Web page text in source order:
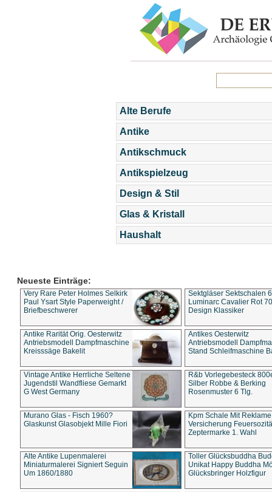
Alte Berufe
Antike
Antikschmuck
Antikspielzeug
Design & Stil
Glas & Kristall
Haushalt
Neueste Einträge:
Very Rare Peter Holmes Selkirk
Paul Ysart Style Paperweight /
Briefbeschwerer
Sektgläser Sektschalen
Luminarc Cavalier Rot
Design Klassiker
Antike Rarität Orig. Oesterwitz
Antriebsmodell Dampfmaschine
Kreisssäge Bakelit
Antikes Oesterwitz
Antriebsmodell
Stand Schleifmaschine
Vintage Antike Herrliche Seltene
Jugendstil Wandfliese Gemarkt
G West Germany
R&b Vorlegebesteck
Silber Robbe & Berking
Rosenmuster 6 Tlg.
Murano Glas - Fisch 1960?
Glaskunst Glasobjekt Mille Fiori
Kpm Schale Mit Reklame
Versicherung
Zeptermarke 1. Wahl
Alte Antike Lupenmalerei
Miniaturmalerei Signiert Seguin
Um 1860/1880
Toller Glücksbuddha
Unikat Happy Buddha
Glücksbringer Holzfigur